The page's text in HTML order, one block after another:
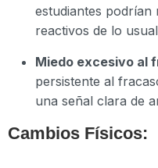
estudiantes podrían
reactivos de lo
Miedo excesivo al
persistente al
una señal clara de
Cambios Físicos: